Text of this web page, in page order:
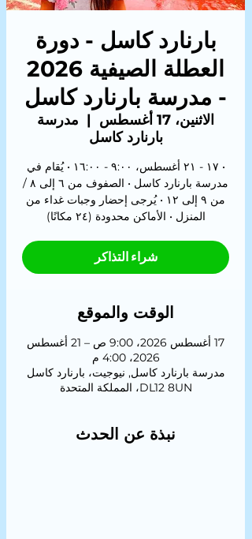
بارنارد كاسل - دورة
العطلة الصيفية 2026
- مدرسة بارنارد كاسل
الاثنين، 17 أغسطس
  |
مدرسة
بارنارد كاسل
• ١٧ - ٢١ أغسطس، ٩:٠٠ - ١٦:٠٠ • يُقام في
مدرسة بارنارد كاسل • الصفوف من ٦ إلى ٨ /
من ٩ إلى ١٢ • يُرجى إحضار وجبات غداء من
المنزل • الأماكن محدودة (٢٤ مكانًا)
شراء التذاكر
الوقت والموقع
17 أغسطس 2026، 9:00 ص – 21 أغسطس
2026، 4:00 م
مدرسة بارنارد كاسل, نيوجيت، بارنارد كاسل
DL12 8UN، المملكة المتحدة
نبذة عن الحدث